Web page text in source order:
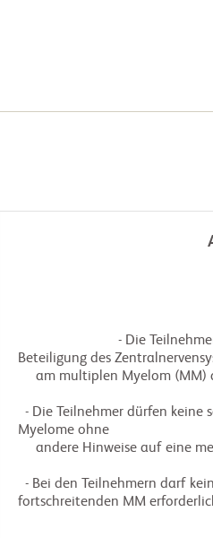
Beteiligung des
Myelome ohne
fortschreitenden MM